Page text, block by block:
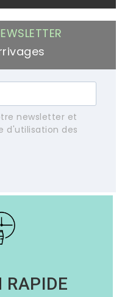
newsletter et
d'utilisation des
RAPIDE